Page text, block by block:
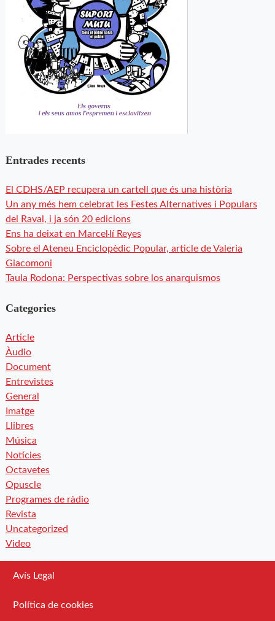
Entrades recents
El CDHS/AEP recupera un cartell que és una història
Un any més hem celebrat les Festes Alternatives i Populars
del Raval, i ja són 20 edicions
Ens ha deixat en Marcel·lí Reyes
Sobre el Ateneu Enciclopèdic Popular, article de Valeria
Giacomoni
Taula Rodona: Perspectivas sobre los anarquismos
Categories
Article
Àudio
Document
Entrevistes
General
Imatge
Llibres
Música
Notícies
Octavetes
Opuscle
Programes de ràdio
Revista
Uncategorized
Video
Avís Legal
Política de cookies